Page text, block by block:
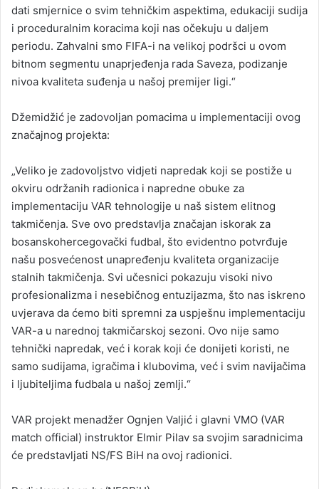
dati smjernice o svim tehničkim aspektima, edukaciji sudija
i proceduralnim koracima koji nas očekuju u daljem
periodu. Zahvalni smo FIFA-i na velikoj podršci u ovom
bitnom segmentu unaprjeđenja rada Saveza, podizanje
nivoa kvaliteta suđenja u našoj premijer ligi.“
Džemidžić je zadovoljan pomacima u implementaciji ovog
značajnog projekta:
„Veliko je zadovoljstvo vidjeti napredak koji se postiže u
okviru održanih radionica i napredne obuke za
implementaciju VAR tehnologije u naš sistem elitnog
takmičenja. Sve ovo predstavlja značajan iskorak za
bosanskohercegovački fudbal, što evidentno potvrđuje
našu posvećenost unapređenju kvaliteta organizacije
stalnih takmičenja. Svi učesnici pokazuju visoki nivo
profesionalizma i nesebičnog entuzijazma, što nas iskreno
uvjerava da ćemo biti spremni za uspješnu implementaciju
VAR-a u narednoj takmičarskoj sezoni. Ovo nije samo
tehnički napredak, već i korak koji će donijeti koristi, ne
samo sudijama, igračima i klubovima, već i svim navijačima
i ljubiteljima fudbala u našoj zemlji.“
VAR projekt menadžer Ognjen Valjić i glavni VMO (VAR
match official) instruktor Elmir Pilav sa svojim saradnicima
će predstavljati NS/FS BiH na ovoj radionici.